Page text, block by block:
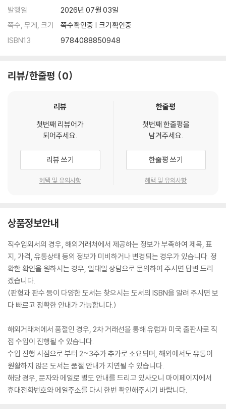
발행일
2026년 07월 03일
쪽수, 무게, 크기
쪽수확인중 | 크기확인중
ISBN13
9784088850948
리뷰/한줄평 0
리뷰
첫번째 리뷰어가
되어주세요.
리뷰 쓰기
혜택 및 유의사항
한줄평
첫번째 한줄평을
남겨주세요.
한줄평 쓰기
혜택 및 유의사항
상품정보안내
직수입외서의 경우, 해외거래처에서 제공하는 정보가 부족하여 제목, 표
지, 가격, 유통상태 등의 정보가 미비하거나 변경되는 경우가 있습니다. 정
확한 확인을 원하시는 경우, 일대일 상담으로 문의하여 주시면 답변 드리
겠습니다.
(판형과 판수 등이 다양한 도서는 찾으시는 도서의 ISBN을 알려 주시면 보
다 빠르고 정확한 안내가 가능합니다.)
해외거래처에서 품절인 경우, 2차 거래선을 통해 유럽과 미국 출판사로 직
접 수입이 진행될 수 있습니다.
수입 진행 시점으로 부터 2~3주가 추가로 소요되며, 해외에서도 유통이
원활하지 않은 도서는 품절 안내가 지연될 수 있습니다.
해당 경우, 문자와 메일로 별도 안내를 드리고 있사오니 마이페이지에서
휴대전화번호와 메일주소를 다시 한번 확인해주시기 바랍니다.